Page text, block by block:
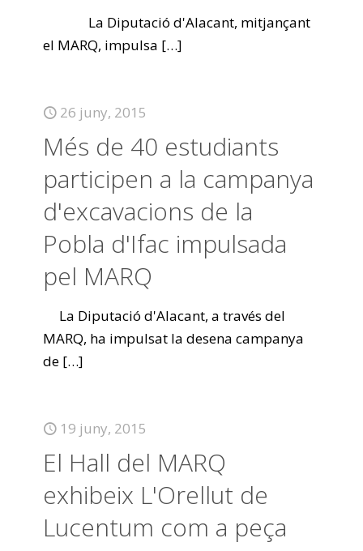
La Diputació d'Alacant, mitjançant
el MARQ, impulsa […]
26 juny, 2015
Més de 40 estudiants
participen a la campanya
d'excavacions de la
Pobla d'Ifac impulsada
pel MARQ
La Diputació d'Alacant, a través del
MARQ, ha impulsat la desena campanya
de […]
19 juny, 2015
El Hall del MARQ
exhibeix L'Orellut de
Lucentum com a peça